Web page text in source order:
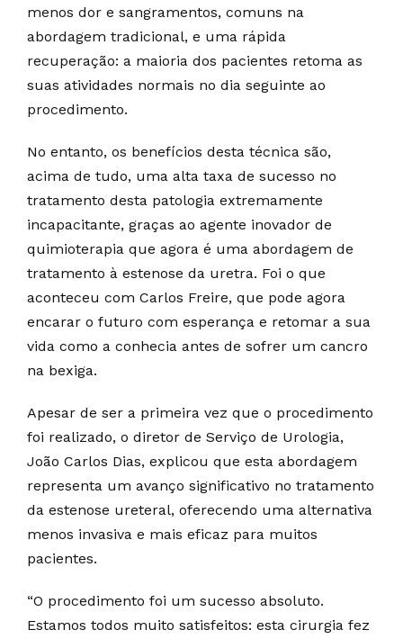
menos dor e sangramentos, comuns na
abordagem tradicional, e uma rápida
recuperação: a maioria dos pacientes retoma as
suas atividades normais no dia seguinte ao
procedimento.
No entanto, os benefícios desta técnica são,
acima de tudo, uma alta taxa de sucesso no
tratamento desta patologia extremamente
incapacitante, graças ao agente inovador de
quimioterapia que agora é uma abordagem de
tratamento à estenose da uretra. Foi o que
aconteceu com Carlos Freire, que pode agora
encarar o futuro com esperança e retomar a sua
vida como a conhecia antes de sofrer um cancro
na bexiga.
Apesar de ser a primeira vez que o procedimento
foi realizado, o diretor de Serviço de Urologia,
João Carlos Dias, explicou que esta abordagem
representa um avanço significativo no tratamento
da estenose ureteral, oferecendo uma alternativa
menos invasiva e mais eficaz para muitos
pacientes.
“O procedimento foi um sucesso absoluto.
Estamos todos muito satisfeitos: esta cirurgia fez